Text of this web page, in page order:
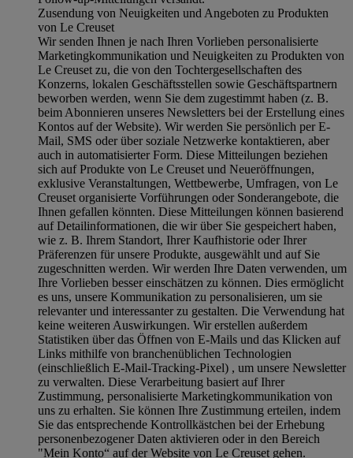
Zusendung von Neuigkeiten und Angeboten zu Produkten
von Le Creuset
Wir senden Ihnen je nach Ihren Vorlieben personalisierte
Marketingkommunikation und Neuigkeiten zu Produkten von
Le Creuset zu, die von den Tochtergesellschaften des
Konzerns, lokalen Geschäftsstellen sowie Geschäftspartnern
beworben werden, wenn Sie dem zugestimmt haben (z. B.
beim Abonnieren unseres Newsletters bei der Erstellung eines
Kontos auf der Website). Wir werden Sie persönlich per E-
Mail, SMS oder über soziale Netzwerke kontaktieren, aber
auch in automatisierter Form. Diese Mitteilungen beziehen
sich auf Produkte von Le Creuset und Neueröffnungen,
exklusive Veranstaltungen, Wettbewerbe, Umfragen, von Le
Creuset organisierte Vorführungen oder Sonderangebote, die
Ihnen gefallen könnten. Diese Mitteilungen können basierend
auf Detailinformationen, die wir über Sie gespeichert haben,
wie z. B. Ihrem Standort, Ihrer Kaufhistorie oder Ihrer
Präferenzen für unsere Produkte, ausgewählt und auf Sie
zugeschnitten werden. Wir werden Ihre Daten verwenden, um
Ihre Vorlieben besser einschätzen zu können. Dies ermöglicht
es uns, unsere Kommunikation zu personalisieren, um sie
relevanter und interessanter zu gestalten. Die Verwendung hat
keine weiteren Auswirkungen. Wir erstellen außerdem
Statistiken über das Öffnen von E-Mails und das Klicken auf
Links mithilfe von branchenüblichen Technologien
(einschließlich E-Mail-Tracking-Pixel) , um unsere Newsletter
zu verwalten. Diese Verarbeitung basiert auf Ihrer
Zustimmung, personalisierte Marketingkommunikation von
uns zu erhalten. Sie können Ihre Zustimmung erteilen, indem
Sie das entsprechende Kontrollkästchen bei der Erhebung
personenbezogener Daten aktivieren oder in den Bereich
"Mein Konto“ auf der Website von Le Creuset gehen.